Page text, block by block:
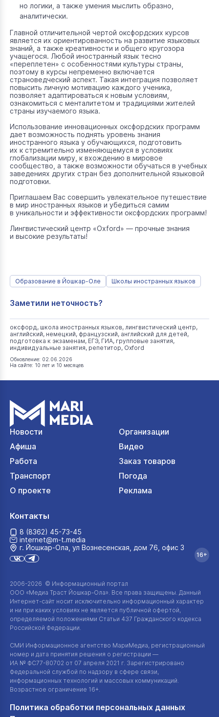
но логики, а также умения мыслить образно,
аналитически.
Главной отличительной чертой оксфордских курсов
является их ориентированность на развитие языковых
знаний, а также креативности и общего кругозора
учащегося. Любой иностранный язык тесно
«переплетен» с особенностями культуры страны,
поэтому в курсы непременно включается
страноведческий аспект. Такая интеграция позволяет
повысить личную мотивацию каждого ученика,
позволяет адаптироваться к новым условиям,
ознакомиться с менталитетом и традициями жителей
страны изучаемого языка.
Использование инновационных оксфордских программ
дает возможность поднять уровень знания
иностранного языка у обучающихся, подготовить
их к стремительно изменяющемуся в условиях
глобализации миру, к вхождению в мировое
сообщество, а также возможности обучаться в учебных
заведениях других стран без дополнительной языковой
подготовки.
Приглашаем Вас совершить увлекательное путешествие
в мир иностранных языков и убедиться самим
в уникальности и эффективности оксфордских программ!
Лингвистический центр «Oxford» — прочные знания
и высокие результаты!
Образование в Йошкар-Оле Школы иностранных языков
Заметили неточность?
оксфорд, школа иностранных языков, лингвистический центр,
английский, немецкий, французский, английский для детей,
подготовка к экзаменам, ЕГЭ, ГИА, групповые занятия,
индивидуальные занятия, репетитор, Оxford
Обновление: 02.06.2026
На сайте: 10 лет и 10 месяцев
Новости
Организации
Афиша
Видео
Работа
Заказ товаров
Транспорт
Погода
О проекте
Реклама
2006-2026 © Информационный портал
ООО «Медиа Траст Йошкар-Ола». Все права защищены. Данный
Интернет-сайт носит исключительно информационный характер
и ни при каких условиях не является публичной офертой,
определяемой положениями Статьи 437 Гражданского кодекса
Российской Федерации.
СМИ Информационное агентство МариМедиа, регистрационный
номер и дата принятия решения о регистрации —
ИА № ФС77-80702 от 07 апреля 2021 г. Зарегистрировано
Федеральной службой по надзору в сфере связи,
информационных технологий и массовых коммуникаций.
Возрастное ограничение 16+.
Политика обработки персональных данных
Контакты
8 (8362) 45-73-45
internet@m-t.media
г. Йошкар‑Ола, ул Вознесенская, дом 76, офис 3
16+